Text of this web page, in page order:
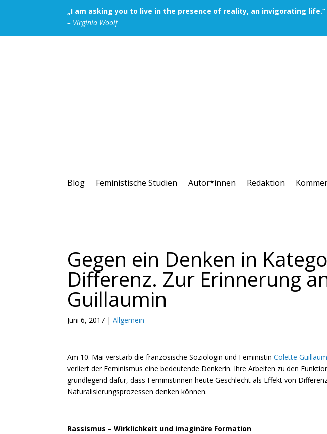
„I am asking you to live in the presence of reality, an invigorating life.“
– Virginia Woolf
Blog Feministische Studien Autor*innen Redaktion
Gegen ein Denken in
Differenz. Zur Erinnerung
Guillaumin
Juni 6, 2017 |Allgemein
Am 10. Mai verstarb die französische Soziologin und FeministinColette
verliert der Feminismus eine bedeutende Denkerin. Ihre Arbeiten zu den
grundlegend dafür, dass Feministinnen heute Geschlecht als Effekt von
Naturalisierungsprozessen denken können.
Rassismus – Wirklichkeit und imaginäre Formation